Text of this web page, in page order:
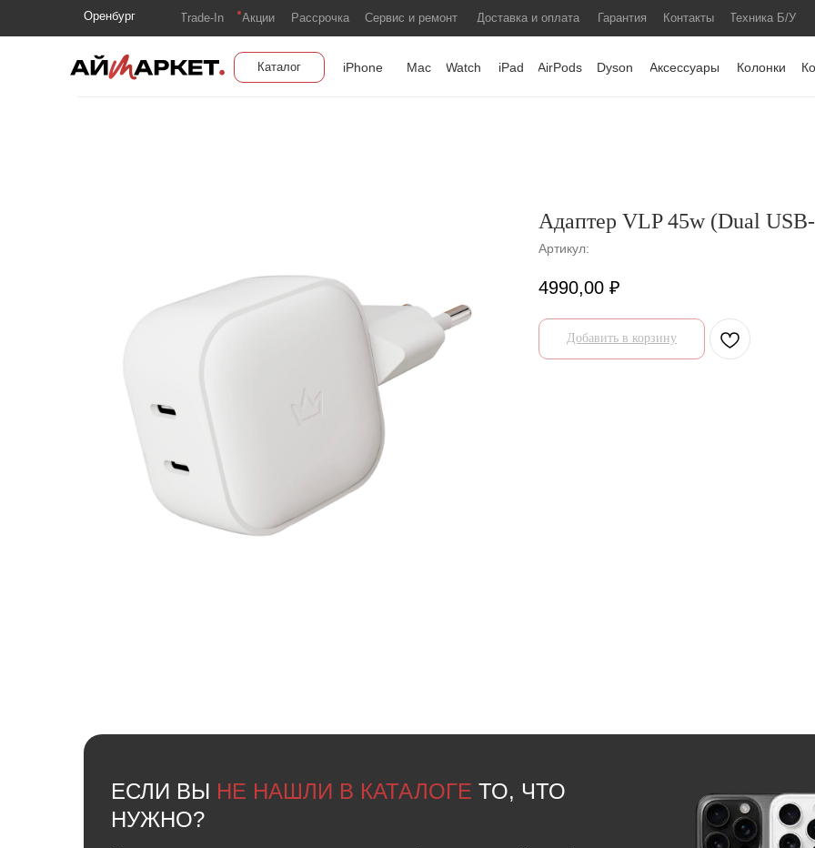
Оренбург Техника Б/У
Контакты
Гарантия
Доставка и оплата
Сервис и ремонт
Рассрочка
Trade-In Акции
Каталог Колонки
Аксессуары
Dyson
AirPods
iPad
Watch
Mac
iPhone
Адаптер VLP 45w (Dual
Артикул:
4990,00 ₽
Добавить в корзину
ЕСЛИ ВЫ НЕ НАШЛИ В КАТАЛОГЕ ТО, ЧТО
НУЖНО?